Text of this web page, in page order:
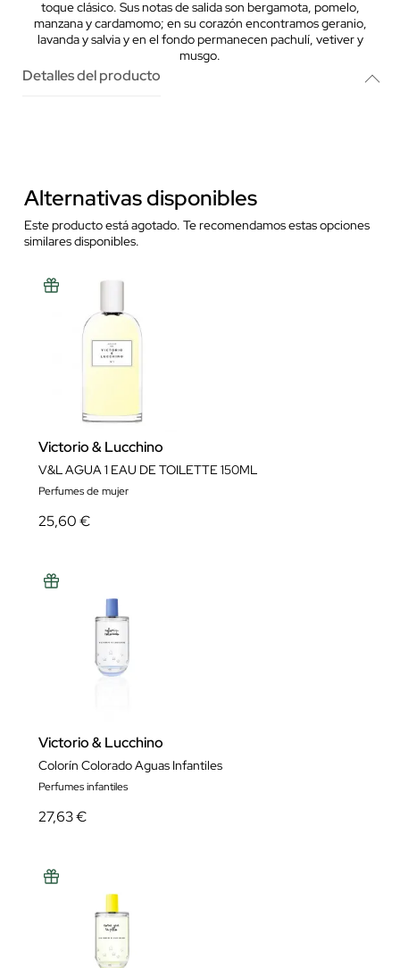
toque clásico. Sus notas de salida son bergamota, pomelo,
manzana y cardamomo; en su corazón encontramos geranio,
lavanda y salvia y en el fondo permanecen pachulí, vetiver y
musgo.
Detalles del producto
Alternativas disponibles
Este producto está agotado. Te recomendamos estas opciones
similares disponibles.
Victorio & Lucchino
V&L AGUA 1 EAU DE TOILETTE 150ML
Perfumes de mujer
25,60 €
Victorio & Lucchino
Colorín Colorado Aguas Infantiles
Perfumes infantiles
27,63 €